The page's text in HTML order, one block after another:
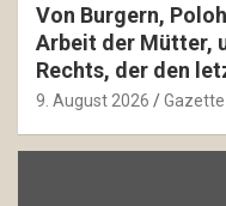
Von Burgern,
Arbeit der Mütter,
Rechts, der den
9. August 2026 Gazette